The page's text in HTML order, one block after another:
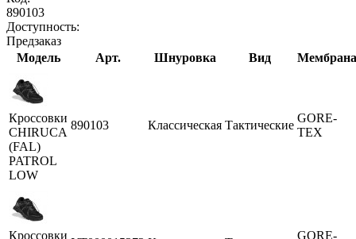
890103
Доступность:
Предзаказ
Модель
Арт. Шнуровка Вид Мембрана
Кроссовки
CHIRUCA
(FAL)
PATROL
LOW
890103 Классическая Тактические
GORE-
TEX
Кроссовки
GORE-